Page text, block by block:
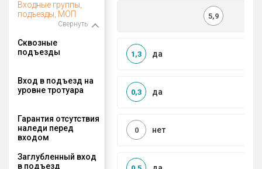
Входные группы,
подъезды, МОП
Свернуть
5,9
Сквозные
подъезды
да
1,3
Вход в подъезд на
уровне тротуара
да
0,3
Гарантия отсутствия
наледи перед
входом
нет
0
Заглубленный вход
в подъезд